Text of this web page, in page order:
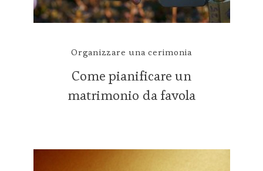
Organizzare una cerimonia
Come pianificare un
matrimonio da favola